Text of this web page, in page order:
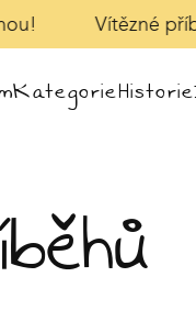
Vítězné
KategorieHistorie